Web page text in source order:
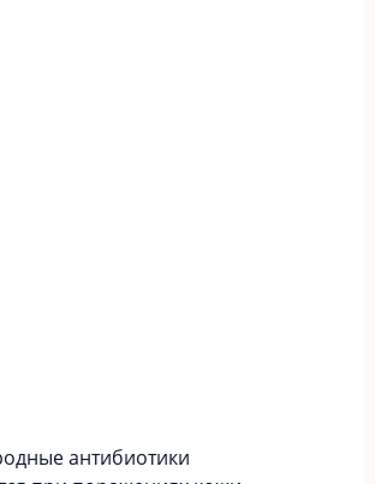
антибиотики